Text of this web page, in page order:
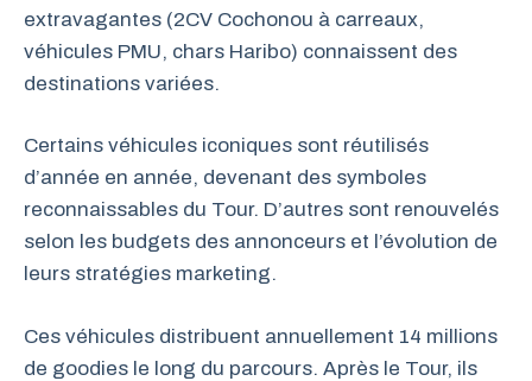
extravagantes (2CV Cochonou à carreaux,
véhicules PMU, chars Haribo) connaissent des
destinations variées.
Certains véhicules iconiques sont réutilisés
d’année en année, devenant des symboles
reconnaissables du Tour. D’autres sont renouvelés
selon les budgets des annonceurs et l’évolution de
leurs stratégies marketing.
Ces véhicules distribuent annuellement 14 millions
de goodies le long du parcours. Après le Tour, ils